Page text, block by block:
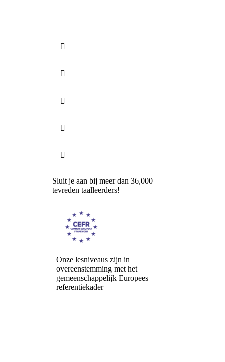





Sluit je aan bij meer dan 36,000
tevreden taalleerders!
Onze lesniveaus zijn in
overeenstemming met het
gemeenschappelijk Europees
referentiekader